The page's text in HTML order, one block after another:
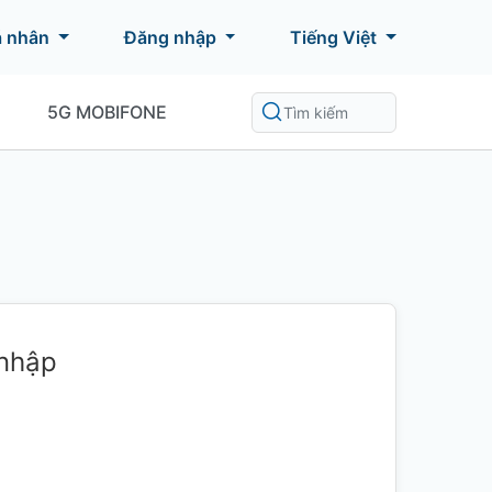
nhân Đăng nhập Tiếng Việt
5G MOBIFONE